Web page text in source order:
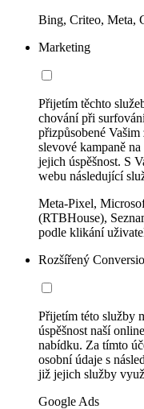
Bing, Criteo, Meta,
Marketing
Přijetím těchto
chování při
přizpůsobené
slevové kampaně
jejich úspěšnost. S
webu následující
Meta-Pixel,
(RTBHouse),
podle klikání
Rozšířený
Přijetím této služby
úspěšnost naší
nabídku. Za tímto
osobní údaje s
již jejich služby
Google Ads